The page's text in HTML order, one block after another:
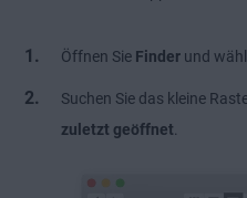
Öffnen Sie Finder und
Suchen Sie das kleine
zuletzt geöffnet.